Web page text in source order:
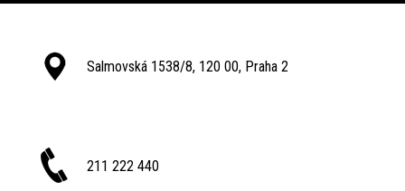
Salmovská 1538/8, 120 00, Praha 2
211 222 440